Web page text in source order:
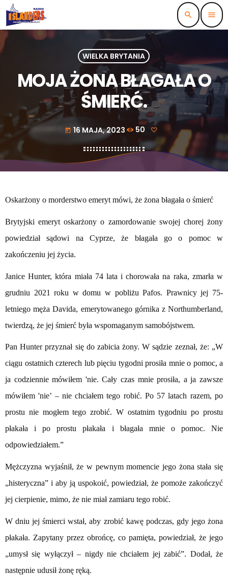
search menu
WIELKA BRYTANIA
MOJA ŻONA BŁAGAŁA O
ŚMIERĆ.
today 16 MAJA, 2023 50
Oskarżony o morderstwo emeryt mówi, że żona błagała o śmierć
Brytyjski emeryt oskarżony o zamordowanie swojej chorej żony
powiedział sądowi na Cyprze, że błagała go o pomoc w
zakończeniu jej życia.
Janice Hunter, która miała 74 lata i chorowała na raka, zmarła w
grudniu 2021 roku w domu w pobliżu Pafos. Prawnicy jej 75-
letniego męża Davida, emerytowanego górnika z Northumberland,
twierdzą, że jej śmierć była wspomaganym samobójstwem.
Pan Hunter przyznał się do zabicia żony. W sądzie zeznał, że: „W
ciągu ostatnich czterech lub pięciu tygodni prosiła mnie o pomoc, a
ja codziennie mówiłem 'nie. Cały czas mnie prosiła, a ja zawsze
mówiłem 'nie’ – nie chciałem tego robić. Po 57 latach razem, po
prostu nie mogłem tego zrobić. W ostatnim tygodniu po prostu
płakała i po prostu płakała i błagała mnie o pomoc. Nie
odpowiedziałem.”
Mężczyzna wyjaśnił, że w pewnym momencie jego żona stała się
„histeryczna” i aby ją uspokoić, powiedział, że pomoże zakończyć
jej cierpienie, mimo, że nie miał zamiaru tego robić.
W dniu jej śmierci wstał, aby zrobić kawę podczas, gdy jego żona
płakała. Zapytany przez obrońcę, co pamięta, powiedział, że jego
„umysł się wyłączył – nigdy nie chciałem jej zabić”. Dodał, że
następnie udusił żonę ręką.